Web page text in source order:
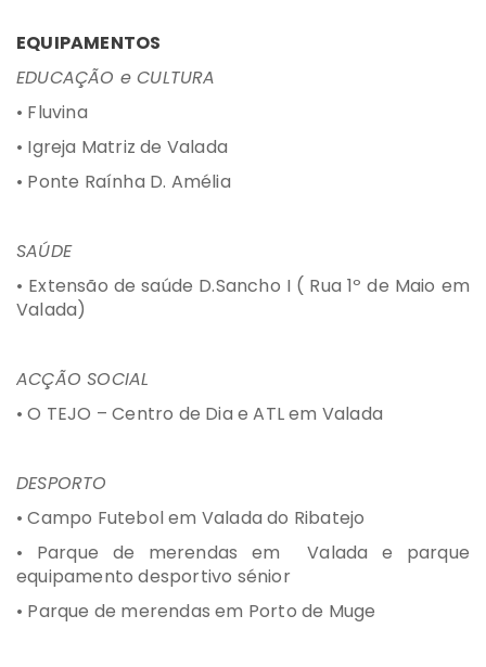
EQUIPAMENTOS
EDUCAÇÃO e CULTURA
• Fluvina
• Igreja Matriz de Valada
• Ponte Raínha D. Amélia
SAÚDE
• Extensão de saúde D.Sancho I ( Rua 1º de Maio em
Valada)
ACÇÃO SOCIAL
• O TEJO – Centro de Dia e ATL em Valada
DESPORTO
• Campo Futebol em Valada do Ribatejo
• Parque de merendas em Valada e parque
equipamento desportivo sénior
• Parque de merendas em Porto de Muge